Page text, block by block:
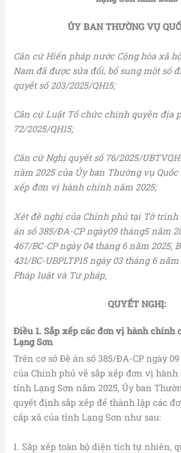
ỦY BAN THƯỜNG VỤ
Căn cứ Hiến pháp nước Cộng hòa xã
Nam đã được sửa đổi, bổ sung một số
quyết số 203/2025/QH15;
Căn cứ Luật Tổ chức chính quyền địa
72/2025/QH15;
Căn cứ Nghị quyết số 76/2025/
năm 2025 của Ủy ban Thường vụ
xếp đơn vị hành chính năm 2025;
Xét đề nghị của Chính phủ tại Tờ trình
án số 385/ĐA-CP ngày09 tháng5 năm
467/BC-CP ngày 04 tháng 6 năm 2025,
431/BC-UBPLTP15 ngày 03 tháng 6
Pháp luật và Tư pháp,
QUYẾT NGHỊ:
Điều 1.Sắp xếp các đơn vị hành chính
Lạng Sơn
Trên cơ sở Đề án số 385/ĐA-CP ngày
của Chính phủ về sắp xếp đơn vị
tỉnh Lạng Sơn năm 2025, Ủy ban
quyết định sắp xếp để thành lập các
cấp xã của tỉnh Lạng Sơn như sau:
1. Sắp xếp toàn bộ diện tích tự nhiên,